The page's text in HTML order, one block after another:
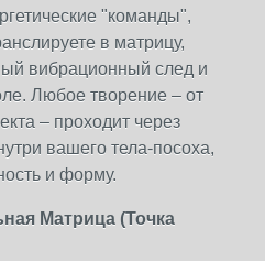
"команды",
в матрицу,
вибрационный след и
Любое творение – от
– проходит через
вашего тела-посоха,
и форму.
Матрица (Точка